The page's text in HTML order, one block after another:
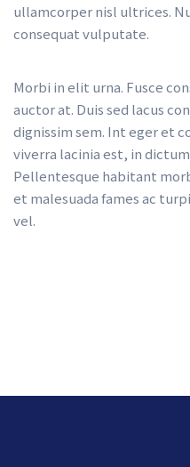
ullamcorper nisl ultrices.
consequat vulputate.
Morbi in elit urna. Fusce
auctor at. Duis sed lacus
dignissim sem. Int eger et
viverra lacinia est, in
Pellentesque habitant
et malesuada fames ac
vel.